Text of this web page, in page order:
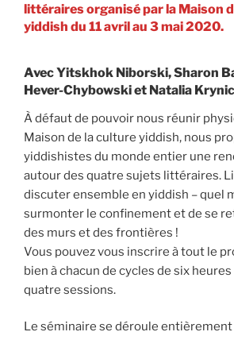
littéraires organisé par la Maison
yiddish du 11 avril au 3 mai 2020.
Avec Yitskhok Niborski, Sharon
Hever-Chybowski et Natalia
À défaut de pouvoir nous réunir
Maison de la culture yiddish, nous
yiddishistes du monde entier une
autour des quatre sujets littéraires.
discuter ensemble en yiddish – quel
surmonter le confinement et de se
des murs et des frontières !
Vous pouvez vous inscrire à tout le
bien à chacun de cycles de six
quatre sessions.
Le séminaire se déroule entièrement